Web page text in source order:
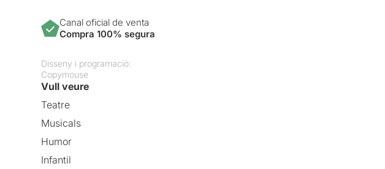
Canal oficial de venta
Compra 100% segura
Disseny i programació:
Copymouse
Vull veure
Teatre
Musicals
Humor
Infantil